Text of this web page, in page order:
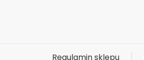
Regulamin sklepu